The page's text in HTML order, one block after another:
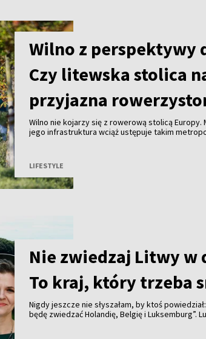
Wilno z perspektywy
Czy litewska stolica
przyjazna
Wilno nie kojarzy się z rowerową stolicą
jego infrastruktura wciąż ustępuje takim
ścieżki prowadzące wzdłuż Wilii i możliwość
lasów oraz nad jeziora. To właśnie ta bliskość
doceniają zarówno rekreacyjni rowerzyści, jak i
treningów długodystansowych.
LIFESTYLE
Nie zwiedzaj Litwy w
To kraj, który trzeba
Nigdy jeszcze nie słyszałam, by ktoś
będę zwiedzać Holandię, Belgię i Luksemburg”.